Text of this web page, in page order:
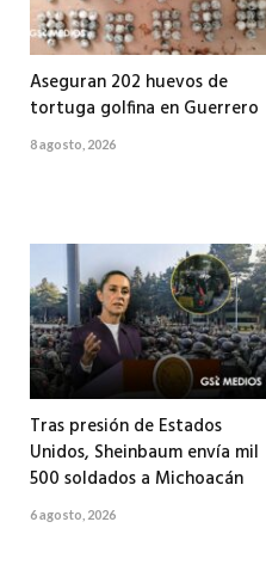
Aseguran 202 huevos de
tortuga golfina en Guerrero
8 agosto, 2026
Tras presión de Estados
Unidos, Sheinbaum envía mil
500 soldados a Michoacán
6 agosto, 2026